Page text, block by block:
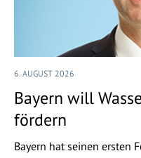
6. AUGUST 2026
Bayern will
fördern
Bayern hat seinen ersten